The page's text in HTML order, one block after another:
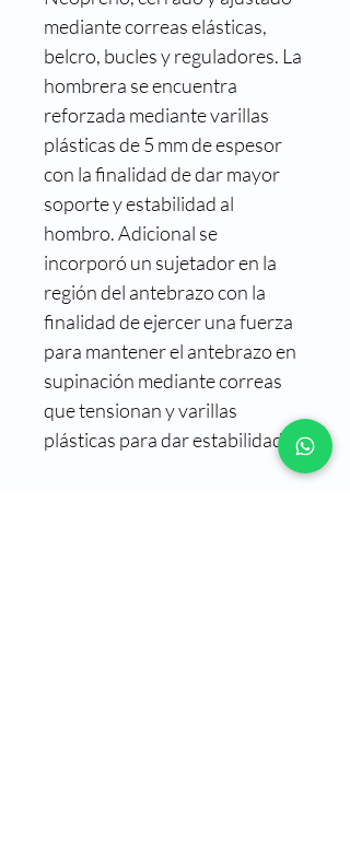
mediante correas elásticas,
belcro, bucles y reguladores. La
hombrera se encuentra
reforzada mediante varillas
plásticas de 5 mm de espesor
con la finalidad de dar mayor
soporte y estabilidad al
hombro. Adicional se
incorporó un sujetador en la
región del antebrazo con la
finalidad de ejercer una fuerza
para mantener el antebrazo en
supinación mediante correas
que tensionan y varillas
plásticas para dar estabilidad.